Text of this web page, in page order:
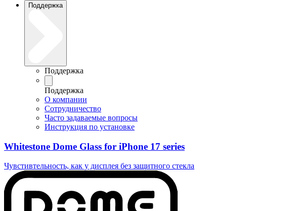
Поддержка
Поддержка
Поддержка
О компании
Сотрудничество
Часто задаваемые вопросы
Инструкция по установке
Whitestone Dome Glass for iPhone 17 series
Чувстивтельность, как у дисплея без защитного стекла